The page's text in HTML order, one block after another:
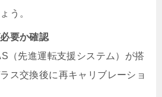
う。
要か確認
（先進運転支援システム）が搭
ス交換後に再キャリブレーショ